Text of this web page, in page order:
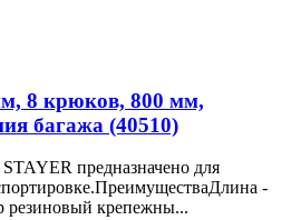
8 крюков, 800 мм,
багажа (40510)
предназначено для
-
резиновый крепежны...